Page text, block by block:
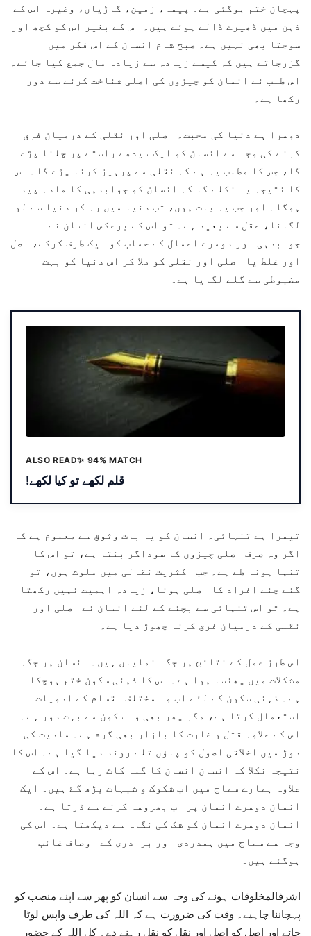
پہچان ختم ہوگئی ہے۔ پیسہ، زمین، گاڑیاں، وغیرہ اس کے
ذہن میں ڈھیرے ڈالے ہوئے ہیں۔ اس کے بغیر اس کو کچھ اور
سوجتا بھی نہیں ہے۔ صبح شام انسان کے اس فکر میں
گزرجاتے ہیں کہ کیسے زیادہ سے زیادہ مال جمع کیا جائے۔
اس طلب نے انسان کو چیزوں کی اصلی شناخت کرنے سے دور
رکھا ہے۔
دوسرا ہے دنیا کی محبت۔ اصلی اور نقلی کے درمیان فرق
کرنے کی وجہ سے انسان کو ایک سیدھے راستے پر چلنا پڑے
گا، جس کا مطلب یہ ہے کہ نقلی سے پرہیز کرنا پڑے گا۔ اس
کا نتیجہ یہ نکلے گا کہ انسان کو جوابدہی کا مادہ پیدا
ہوگا۔ اور جب یہ بات ہوں، تب دنیا میں رہ کر دنیا سے لو
لگانا، عقل سے بعید ہے۔ تو اس کے برعکس انسان نے
جوابدہی اور دوسرے اعمال کے حساب کو ایک طرف کرکے، اصل
اور غلط یا اصلی اور نقلی کو ملا کر اس دنیا کو بہت
مضبوطی سے گلے لگایا ہے۔
ALSO READ✨ 94% MATCH
!قلم لکھے تو کیا لکھے
تیسرا ہے تنہائی۔ انسان کو یہ بات وثوق سے معلوم ہے کہ
اگر وہ صرف اصلی چیزوں کا سوداگر بنتا ہے، تو اس کا
تنہا ہونا طے ہے۔ جب اکثریت نقالی میں ملوث ہوں، تو
گنے چنے افراد کا اصلی ہونا، زیادہ اہمیت نہیں رکھتا
ہے۔ تو اس تنہائی سے بچنے کے لئے انسان نے اصلی اور
نقلی کے درمیان فرق کرنا چھوڑ دیا ہے۔
اس طرز عمل کے نتائج ہر جگہ نمایاں ہیں۔ انسان ہر جگہ
مشکلات میں پھنسا ہوا ہے۔ اس کا ذہنی سکون ختم ہوچکا
ہے۔ ذہنی سکون کے لئے اب وہ مختلف اقسام کے ادویات
استعمال کرتا ہے، مگر پھر بھی وہ سکون سے بہت دور ہے۔
اس کے علاوہ قتل و غارت کا بازار بھی گرم ہے۔ مادیت کی
دوڑ میں اخلاقی اصول کو پاؤں تلے روند دیا گیا ہے۔ اس کا
نتیجہ نکلا کہ انسان انسان کا گلہ کاٹ رہا ہے۔ اس کے
علاوہ ہمارے سماج میں اب شکوک و شبہات بڑھ گۓ ہیں۔ ایک
انسان دوسرے انسان پر اب بھروسہ کرنے سے ڈرتا ہے۔
انسان دوسرے انسان کو شک کی نگاہ سے دیکھتا ہے۔ اس کی
وجہ سے سماج میں ہمدردی اور برادری کے اوصاف غائب
ہوگئے ہیں۔
اشرفالمخلوقات ہونے کی وجہ سے انسان کو پھر سے اپنے منصب کو
پہچاننا چاہیے۔ وقت کی ضرورت ہے کہ اللہ کی طرف واپس لوٹا
جائے اور اصل کو اصل اور نقل کو نقل رہنے دے۔ کل اللہ کے حضور